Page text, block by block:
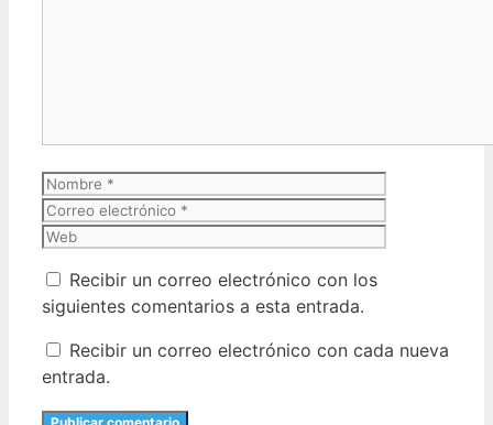
Nombre
Recibir un correo electrónico con los
siguientes comentarios a esta entrada.
Recibir un correo electrónico con cada nueva
entrada.